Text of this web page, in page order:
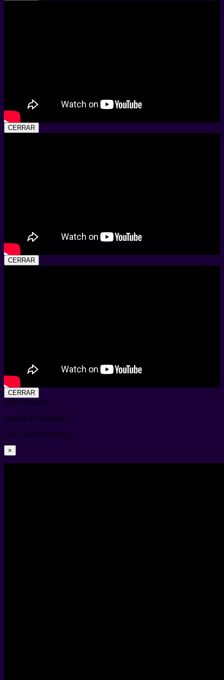
CERRAR
CERRAR
CERRAR
Info Primaria
Este es el contenido
Que Quiero Mostrar
×